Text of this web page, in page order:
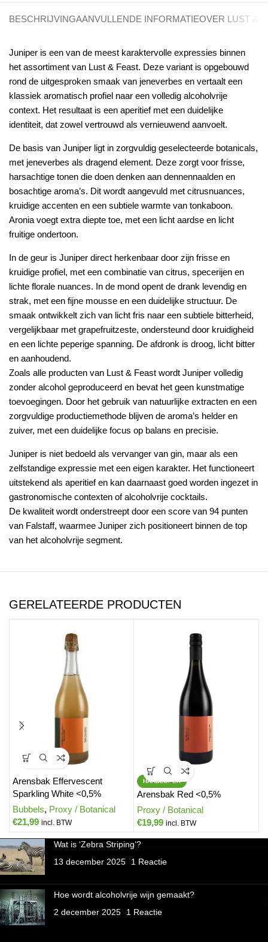
BESCHRIJVINGAANVULLENDE INFORMATIEOVER LUST &
Juniper is een van de meest karaktervolle expressies binnen
het assortiment van Lust & Feast. Deze variant is opgebouwd
rond de uitgesproken smaak van jeneverbes en vertaalt een
klassiek aromatisch profiel naar een volledig alcoholvrije
context. Het resultaat is een aperitief met een duidelijke
identiteit, dat zowel vertrouwd als vernieuwend aanvoelt.
De basis van Juniper ligt in zorgvuldig geselecteerde botanicals,
met jeneverbes als dragend element. Deze zorgt voor frisse,
harsachtige tonen die doen denken aan dennennaalden en
bosachtige aroma’s. Dit wordt aangevuld met citrusnuances,
kruidige accenten en een subtiele warmte van tonkaboon.
Aronia voegt extra diepte toe, met een licht aardse en licht
fruitige ondertoon.
In de geur is Juniper direct herkenbaar door zijn frisse en
kruidige profiel, met een combinatie van citrus, specerijen en
lichte florale nuances. In de mond opent de drank levendig en
strak, met een fijne mousse en een duidelijke structuur. De
smaak ontwikkelt zich van licht fris naar een subtiele bitterheid,
vergelijkbaar met grapefruitzeste, ondersteund door kruidigheid
en een lichte peperige spanning. De afdronk is droog, licht bitter
en aanhoudend.
Zoals alle producten van Lust & Feast wordt Juniper volledig
zonder alcohol geproduceerd en bevat het geen kunstmatige
toevoegingen. Door het gebruik van natuurlijke extracten en een
zorgvuldige productiemethode blijven de aroma’s helder en
zuiver, met een duidelijke focus op balans en precisie.
Juniper is niet bedoeld als vervanger van gin, maar als een
zelfstandige expressie met een eigen karakter. Het functioneert
uitstekend als aperitief en kan daarnaast goed worden ingezet in
gastronomische contexten of alcoholvrije cocktails.
De kwaliteit wordt onderstreept door een score van 94 punten
van Falstaff, waarmee Juniper zich positioneert binnen de top
van het alcoholvrije segment.
GERELATEERDE PRODUCTEN
Arensbak Effervescent
Sparkling White <0,5%
Bubbels, Proxy / Botanical
€21,99 incl. BTW
HARDLOPER
Arensbak Red <0,5%
Proxy / Botanical
€19,99 incl. BTW
Wat is ‘Zebra Striping’?
13 december 2025
1 Reactie
Hoe wordt alcoholvrije wijn gemaakt?
2 december 2025
1 Reactie